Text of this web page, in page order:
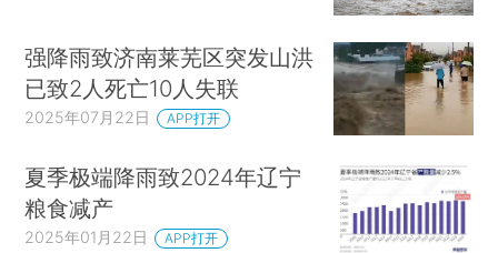
强降雨致济南莱芜区突发山洪
已致2人死亡10人失联
2025年07月22日 APP打开
夏季极端降雨致2024年辽宁
粮食减产
2025年01月22日 APP打开